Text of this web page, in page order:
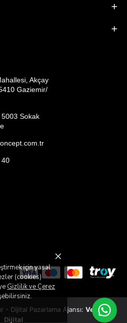
için yasal
(cookies)
Gizlilik ve Çerez
Akçay
Gaziemir/
5003 Sokak
40
- Dijital Pazarlama Ajansı: Veritas
Dijital